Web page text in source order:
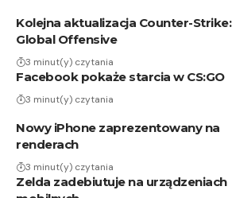
Kolejna aktualizacja Counter-Strike:
Global Offensive
3 minut(y) czytania
Facebook pokaże starcia w CS:GO
3 minut(y) czytania
Nowy iPhone zaprezentowany na
renderach
3 minut(y) czytania
Zelda zadebiutuje na urządzeniach